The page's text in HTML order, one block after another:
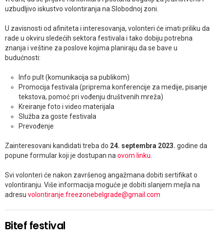
uzbudljivo iskustvo volontiranja na Slobodnoj zoni.
U zavisnosti od afiniteta i interesovanja, volonteri će imati priliku da
rade u okviru sledećih sektora festivala i tako dobiju potrebna
znanja i veštine za poslove kojima planiraju da se bave u
budućnosti:
Info pult (komunikacija sa publikom)
Promocija festivala (priprema konferencije za medije, pisanje
tekstova, pomoć pri vođenju društvenih mreža)
Kreiranje foto i video materijala
Služba za goste festivala
Prevođenje
Zainteresovani kandidati treba do 24. septembra 2023. godine da
popune formular koji je dostupan na ovom linku
Svi volonteri će nakon završenog angažmana dobiti sertifikat o
volontiranju. Više informacija moguće je dobiti slanjem mejla na
adresu volontiranje.freezonebelgrade@gmail.com
Bitef festival